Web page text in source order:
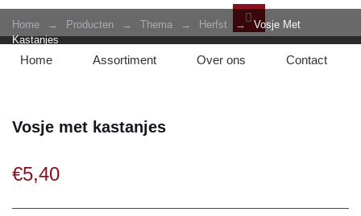
Home Assortiment Over ons Contact
Home → Producten → Thema → Herfst →
Vosje Met
Kastanjes
Vosje met kastanjes
€5,40